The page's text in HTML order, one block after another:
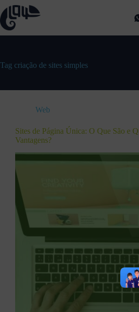
Tag criação de sites simples
Web
Sites de Página Única: O Que São e
Vantagens?